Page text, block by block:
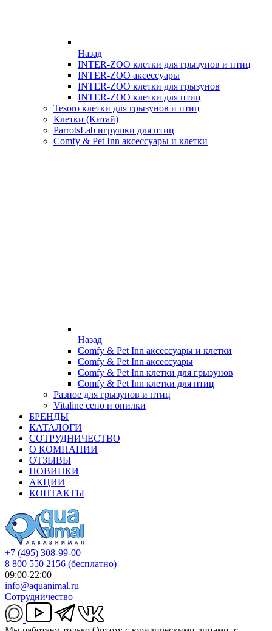
Назад
INTER-ZOO клетки для грызунов и птиц
INTER-ZOO аксессуары
INTER-ZOO клетки для грызунов
INTER-ZOO клетки для птиц
Tesoro клетки для грызунов и птиц
Клетки (Китай)
ParrotsLab игрушки для птиц
Comfy & Pet Inn аксессуары и клетки
Назад
Comfy & Pet Inn аксессуары и клетки
Comfy & Pet Inn аксессуары
Comfy & Pet Inn клетки для грызунов
Comfy & Pet Inn клетки для птиц
Разное для грызунов и птиц
Vitaline сено и опилки
БРЕНДЫ
КАТАЛОГИ
СОТРУДНИЧЕСТВО
О КОМПАНИИ
ОТЗЫВЫ
НОВИНКИ
АКЦИИ
КОНТАКТЫ
+7 (495) 308-99-00
8 800 550 2156 (бесплатно)
09:00-22:00
info@aquanimal.ru
Сотрудничество